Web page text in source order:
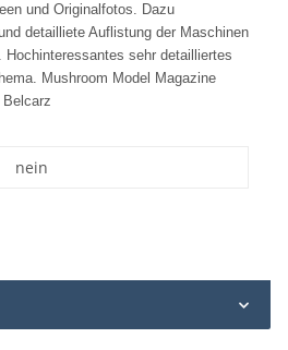
und Originalfotos. Dazu
detailliete Auflistung der Maschinen
Hochinteressantes sehr detailliertes
Mushroom Model Magazine
nein